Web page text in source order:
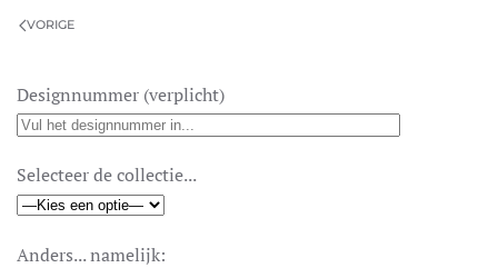
VORIGE
Designnummer (verplicht)
Selecteer de collectie...
Anders... namelijk: